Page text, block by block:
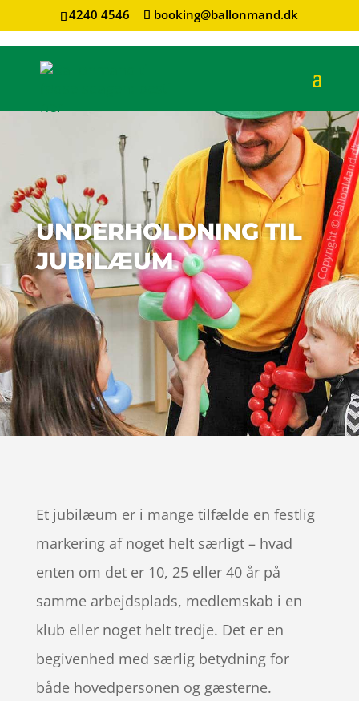
4240 4546 booking@ballonmand.dk
UNDERHOLDNING TIL
JUBILÆUM
Et jubilæum er i mange tilfælde en festlig
markering af noget helt særligt – hvad
enten om det er 10, 25 eller 40 år på
samme arbejdsplads, medlemskab i en
klub eller noget helt tredje. Det er en
begivenhed med særlig betydning for
både hovedpersonen og gæsterne.